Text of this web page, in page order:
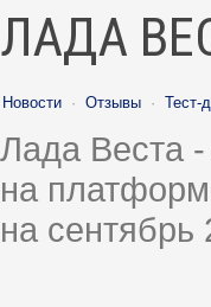
ЛАДА
Новости · Отзывы · Тест-
Лада Веста
на
на